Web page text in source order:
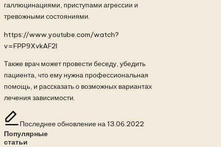
галлюцинациями, приступами агрессии и
тревожными состояниями.
https://www.youtube.com/watch?
v=FPP9XvkAF2I
Также врач может провести беседу, убедить
пациента, что ему нужна профессиональная
помощь, и рассказать о возможных вариантах
лечения зависимости.
Последнее обновление на 13.06.2022
Популярные
статьи